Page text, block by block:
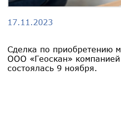
17.11.2023
Сделка по приобретению
ООО «Геоскан»
состоялась 9 ноября.